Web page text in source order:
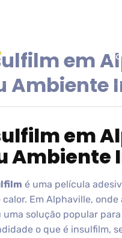
em
Ambiente
em
Ambiente
é uma película
calor. Em Alphaville,
uma solução popular
o que é insulfilm,